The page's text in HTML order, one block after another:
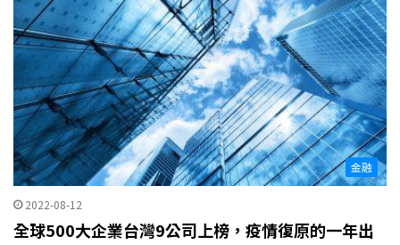
金融
2022-08-12
全球500大企業台灣9公司上榜，疫情復原的一年出